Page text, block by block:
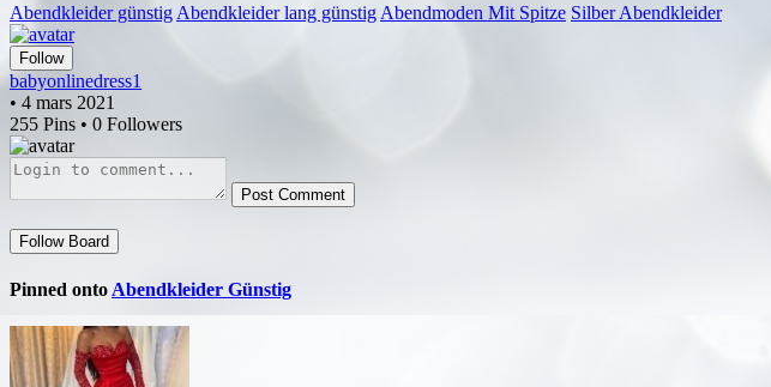
Abendkleider günstig Abendkleider lang günstig Abendmoden Mit Spitze Silber Abendkleider
Follow
babyonlinedress1
• 4 mars 2021
255 Pins • 0 Followers
Post Comment
Follow Board
Pinned onto Abendkleider Günstig